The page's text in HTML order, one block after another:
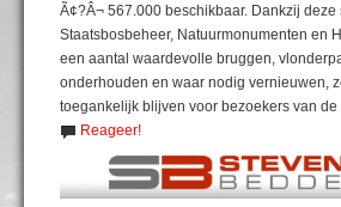
Ã¢?Â¬ 567.000 beschikbaar. Dankzij
Staatsbosbeheer, Natuurmonumenten en
een aantal waardevolle bruggen,
onderhouden en waar nodig vernieuwen,
toegankelijk blijven voor bezoekers van de
Reageer!